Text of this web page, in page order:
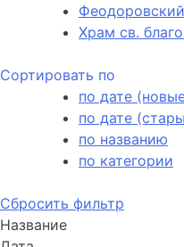
Храм св.
Сортировать по
по дате
по дате
по названию
по категории
Сбросить фильтр
Название